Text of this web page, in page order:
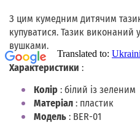
З цим кумедним дитячим
купуватися. Тазик виконаний
вушками.
Характеристики :
Колір : білий із зеленим
Матеріал : пластик
Модель : BER-01